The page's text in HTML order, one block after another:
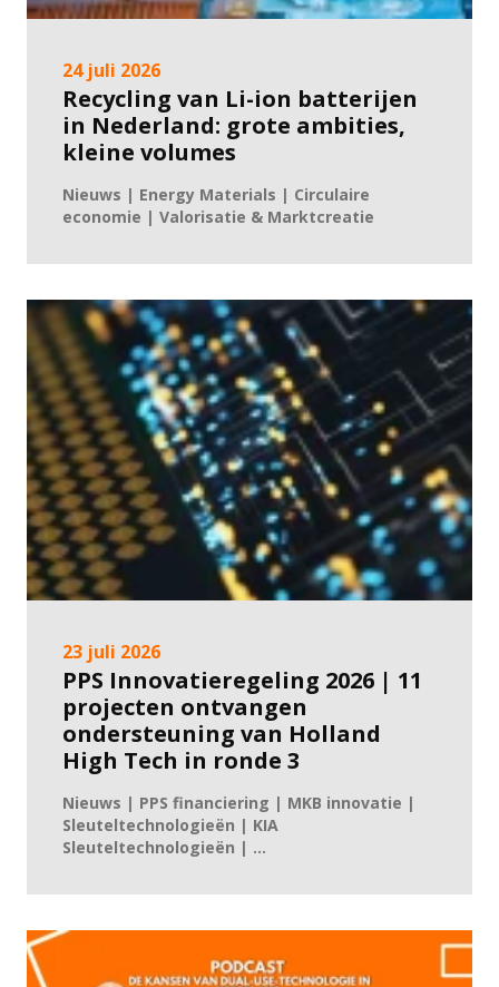
24 juli 2026
Recycling van Li-ion batterijen
in Nederland: grote ambities,
kleine volumes
Nieuws | Energy Materials | Circulaire
economie | Valorisatie & Marktcreatie
23 juli 2026
PPS Innovatieregeling 2026 | 11
projecten ontvangen
ondersteuning van Holland
High Tech in ronde 3
Nieuws | PPS financiering | MKB innovatie |
Sleuteltechnologieën | KIA
Sleuteltechnologieën | ...